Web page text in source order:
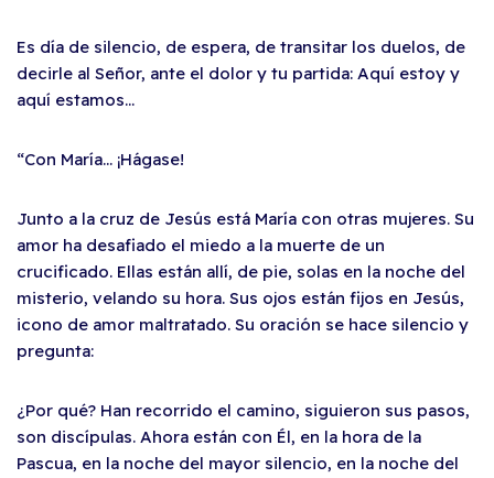
Es día de silencio, de espera, de transitar los duelos, de
decirle al Señor, ante el dolor y tu partida: Aquí estoy y
aquí estamos…
“Con María… ¡Hágase!
Junto a la cruz de Jesús está María con otras mujeres. Su
amor ha desafiado el miedo a la muerte de un
crucificado. Ellas están allí, de pie, solas en la noche del
misterio, velando su hora. Sus ojos están fijos en Jesús,
icono de amor maltratado. Su oración se hace silencio y
pregunta:
¿Por qué? Han recorrido el camino, siguieron sus pasos,
son discípulas. Ahora están con Él, en la hora de la
Pascua, en la noche del mayor silencio, en la noche del